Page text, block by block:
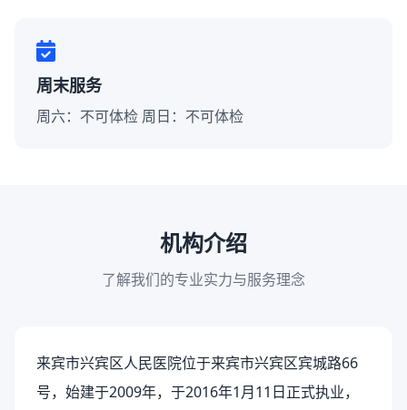
周末服务
周六：不可体检 周日：不可体检
机构介绍
了解我们的专业实力与服务理念
来宾市兴宾区人民医院位于来宾市兴宾区宾城路66
号，始建于2009年，于2016年1月11日正式执业，